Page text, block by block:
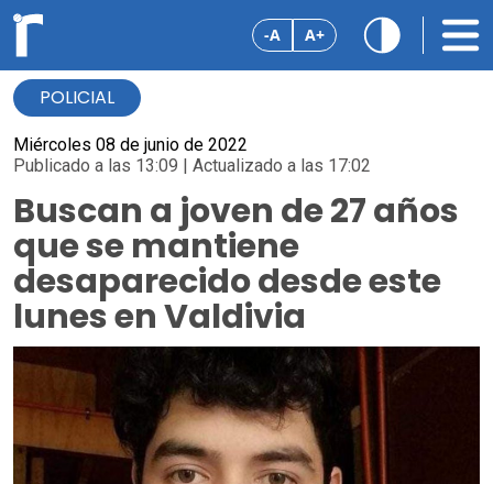
-A A+
POLICIAL
Miércoles 08 de junio de 2022
Publicado a las 13:09 | Actualizado a las 17:02
Buscan a joven de 27 años
que se mantiene
desaparecido desde este
lunes en Valdivia